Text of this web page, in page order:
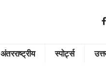
अंतरराष्ट्रीय स्पोर्ट्स